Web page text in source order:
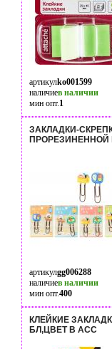
артикулko001599
наличиев наличии
мин опт.1
ЗАКЛАДКИ-
ПРОРЕЗИНЕННОЙ
артикулgg006288
наличиев наличии
мин опт.400
КЛЕЙКИЕ
БЛ,ЦВЕТ В АСС